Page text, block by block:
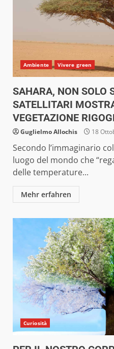
Ambiente Vivere green
SAHARA, NON SOLO
SATELLITARI
VEGETAZIONE
Guglielmo Allochis 18
Secondo l’immaginario
luogo del mondo che
delle temperature...
Mehr erfahren
Curiosità